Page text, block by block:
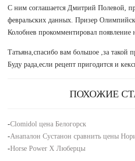
С ним соглашается Дмитрий Полевой,
февральских данных. Призер
Колобнев прокомментировал появление
Татьяна,спасибо вам большое ,за такой
Буду рада,если рецепт пригодится и
ПОХОЖИЕ
-Clomidol цена Белогорск
-Анапалон Сустанон сравнить цены
-Horse Power X Люберцы